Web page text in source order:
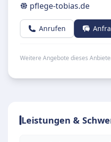
pflege-tobias.de
Anrufen
Weitere Angebote dieses
Leistungen &